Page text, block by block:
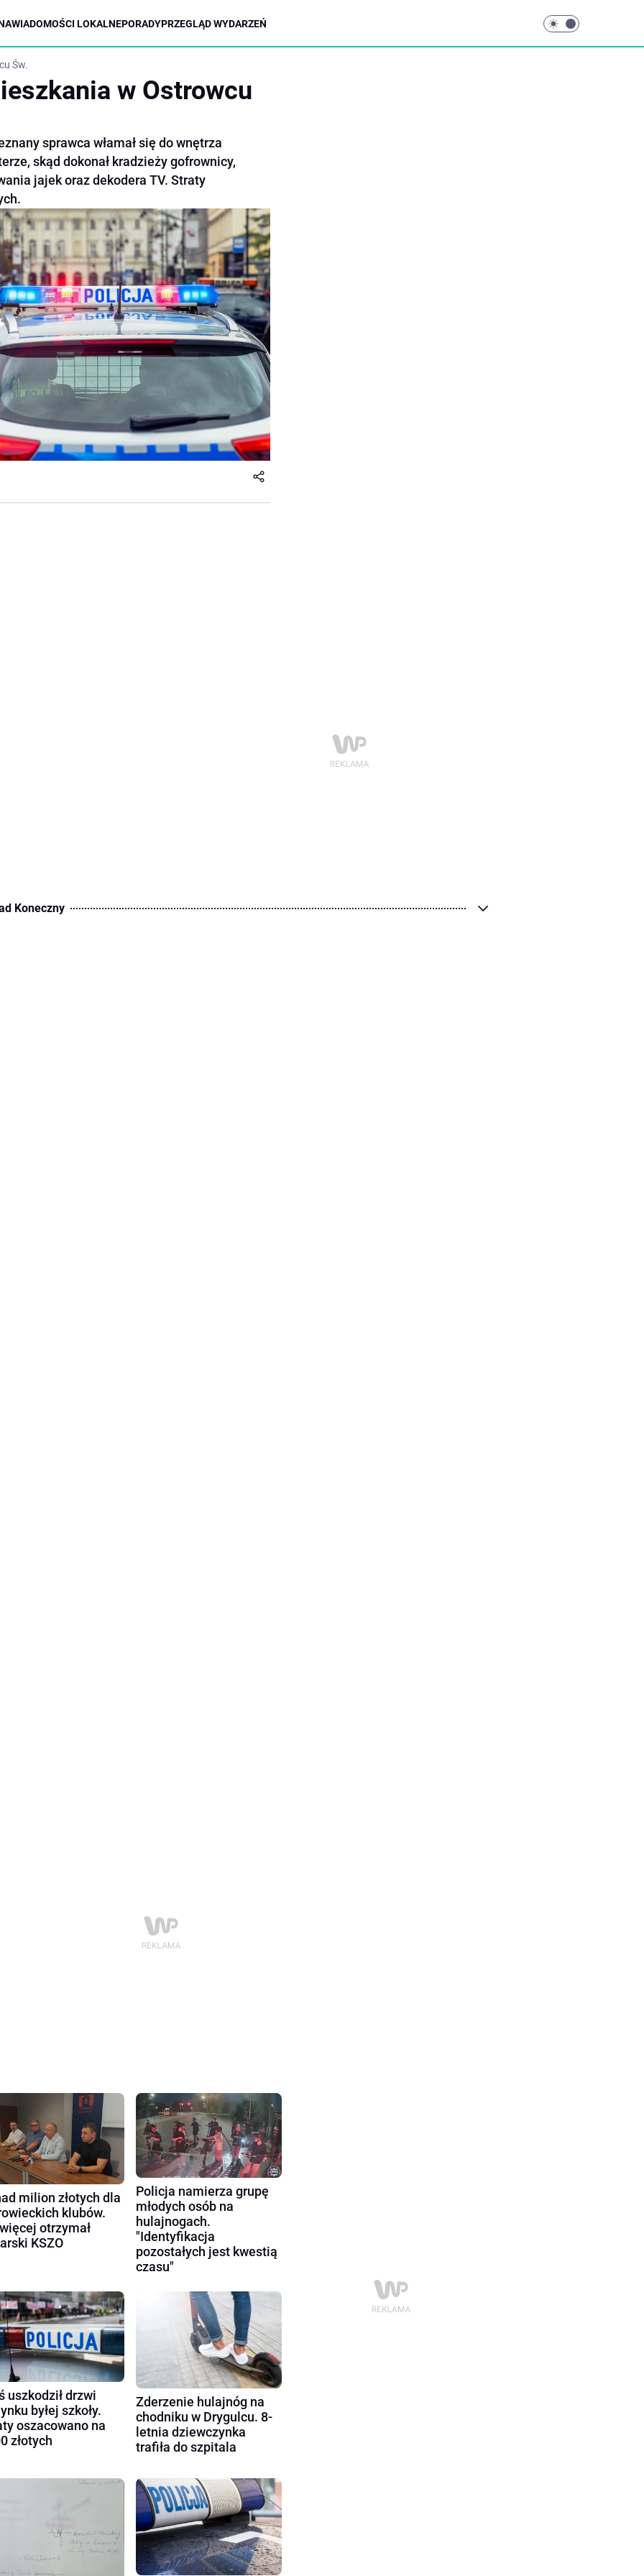
WIADOMOŚCI LOKALNEPORADYPRZEGLĄD WYDARZEŃ
Św.
w Ostrowcu
sprawca włamał się do wnętrza
skąd dokonał kradzieży gofrownicy,
jajek oraz dekodera TV. Straty
Koneczny
milion złotych dla
klubów.
otrzymał
KSZO
Policja namierza grupę
młodych osób na
hulajnogach.
"Identyfikacja
pozostałych jest kwestią
czasu"
uszkodził drzwi
byłej szkoły.
oszacowano na
złotych
Zderzenie hulajnóg na
chodniku w Drygulcu. 8-
letnia dziewczynka
trafiła do szpitala